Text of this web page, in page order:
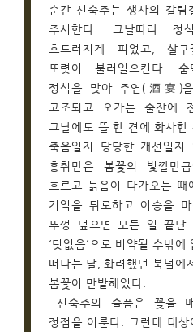
순간 신숙주는 생사의 갈
주시한다. 그날따라 정
흐드러지게 피었고, 살
또렷이 불러일으킨다.
정식을 맞아 주연(酒宴)
고조되고 오가는 술잔에
그날에도 뜰 한 켠에 화사
죽음일지 당당한 개선일
흥취만은 봄꽃의 빛깔만
흐르고 늙음이 다가오는
기억을 뒤로하고 이승을
뚜껑 덮으면 모든 일 끝난
‘덧없음’으로 비약될 수밖
떠나는 날, 화려했던 북녘에
봄꽃이 만발해있다.
신숙주의 슬픔은 꽃을
정점을 이룬다. 그런데 대